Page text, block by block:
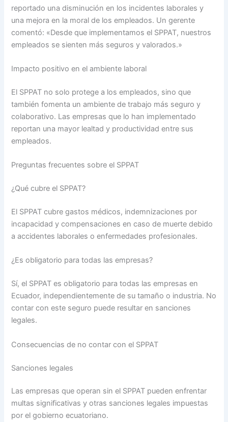
reportado una disminución en los incidentes laborales y
una mejora en la moral de los empleados. Un gerente
comentó: «Desde que implementamos el SPPAT, nuestros
empleados se sienten más seguros y valorados.»
Impacto positivo en el ambiente laboral
El SPPAT no solo protege a los empleados, sino que
también fomenta un ambiente de trabajo más seguro y
colaborativo. Las empresas que lo han implementado
reportan una mayor lealtad y productividad entre sus
empleados.
Preguntas frecuentes sobre el SPPAT
¿Qué cubre el SPPAT?
El SPPAT cubre gastos médicos, indemnizaciones por
incapacidad y compensaciones en caso de muerte debido
a accidentes laborales o enfermedades profesionales.
¿Es obligatorio para todas las empresas?
Sí, el SPPAT es obligatorio para todas las empresas en
Ecuador, independientemente de su tamaño o industria. No
contar con este seguro puede resultar en sanciones
legales.
Consecuencias de no contar con el SPPAT
Sanciones legales
Las empresas que operan sin el SPPAT pueden enfrentar
multas significativas y otras sanciones legales impuestas
por el gobierno ecuatoriano.